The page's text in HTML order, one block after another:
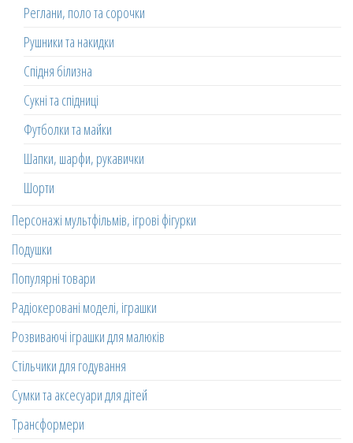
Реглани, поло та сорочки
Рушники та накидки
Спідня білизна
Сукні та спідниці
Футболки та майки
Шапки, шарфи, рукавички
Шорти
Персонажі мультфільмів, ігрові фігурки
Подушки
Популярні товари
Радіокеровані моделі, іграшки
Розвиваючі іграшки для малюків
Стільчики для годування
Сумки та аксесуари для дітей
Трансформери